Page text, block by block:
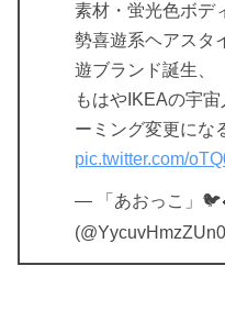
素材・蛍光色ボデ
勢喜遊系ヘアスタ
遊ブランド誕生、
もはやIKEAの宇
ーミング変更にな
pic.twitter.com/
— 「あおっこ」